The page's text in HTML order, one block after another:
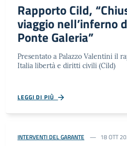
Rapporto Cild,
viaggio nell’inferno
Ponte Galeria”
Presentato a Palazzo Valentini il
Italia libertà e diritti civili (Cild)
LEGGI DI PIÙ
INTERVENTI DEL GARANTE 18 OTT